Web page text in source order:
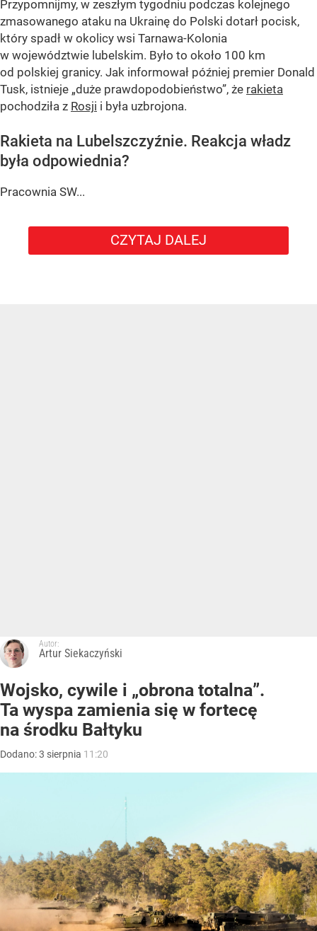
Przypomnijmy, w zeszłym tygodniu podczas kolejnego
zmasowanego ataku na Ukrainę do Polski dotarł pocisk,
który spadł w okolicy wsi Tarnawa-Kolonia
w województwie lubelskim. Było to około 100 km
od polskiej granicy. Jak informował później premier Donald
Tusk, istnieje „duże prawdopodobieństwo”, że rakieta
pochodziła z Rosji i była uzbrojona.
Rakieta na Lubelszczyźnie. Reakcja władz
była odpowiednia?
Pracownia SW...
CZYTAJ DALEJ
Autor:
Artur Siekaczyński
Wojsko, cywile i „obrona totalna”.
Ta wyspa zamienia się w fortecę
na środku Bałtyku
Dodano:3 sierpnia 11:20